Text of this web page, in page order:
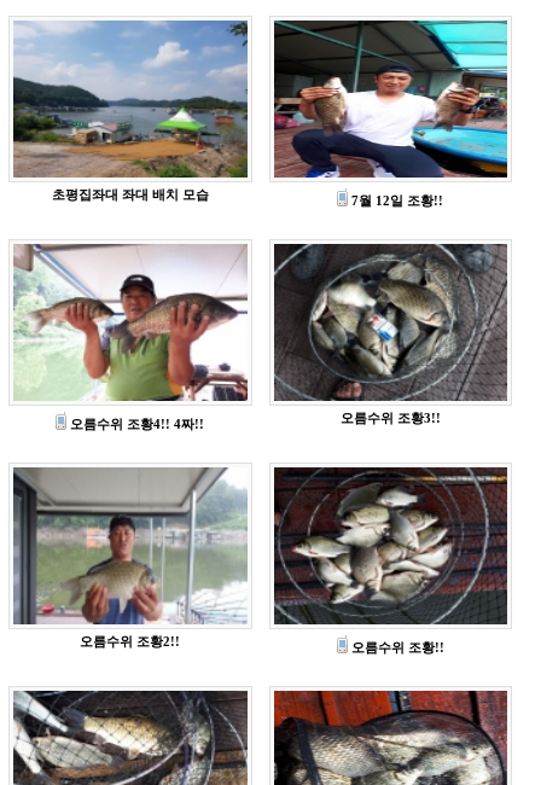
초평집좌대 좌대 배치 모습 7월 12일 조황!!
오름수위 조황4!! 4짜!! 오름수위 조황3!!
오름수위 조황2!! 오름수위 조황!!